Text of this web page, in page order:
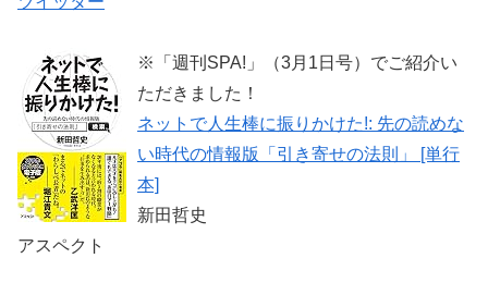
※「週刊SPA!」（3月1日号）でご紹介い
ただきました！
ネットで人生棒に振りかけた!: 先の読めな
い時代の情報版「引き寄せの法則」 [単行
本]
新田哲史
アスペクト